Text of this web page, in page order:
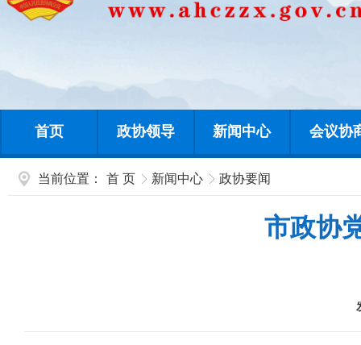
首页 政协领导 新闻中心 会议协
当前位置： 首 页 新闻中心 政协要闻
市政协